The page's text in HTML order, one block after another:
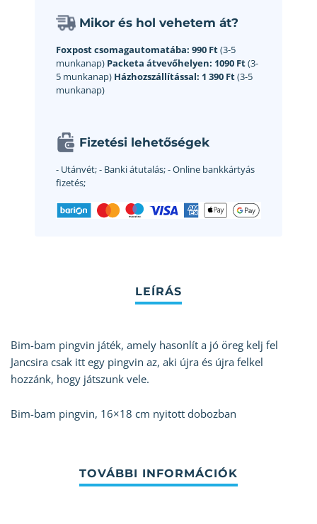
Mikor és hol vehetem át?
Foxpost csomagautomatába: 990 Ft(3-5
munkanap) Packeta átvevőhelyen: 1090 Ft(3-
5 munkanap) Házhozszállítással: 1 390 Ft(3-5
munkanap)
Fizetési lehetőségek
- Utánvét;- Banki átutalás;- Online bankkártyás
fizetés;
Bim-bam pingvin játék, amely hasonlít a jó öreg kelj fel
Jancsira csak itt egy pingvin az, aki újra és újra felkel
hozzánk, hogy játszunk vele.
Bim-bam pingvin, 16×18 cm nyitott dobozban